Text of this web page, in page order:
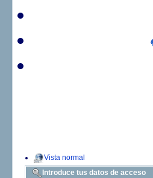
Vista normal
Introduce tus datos de acceso